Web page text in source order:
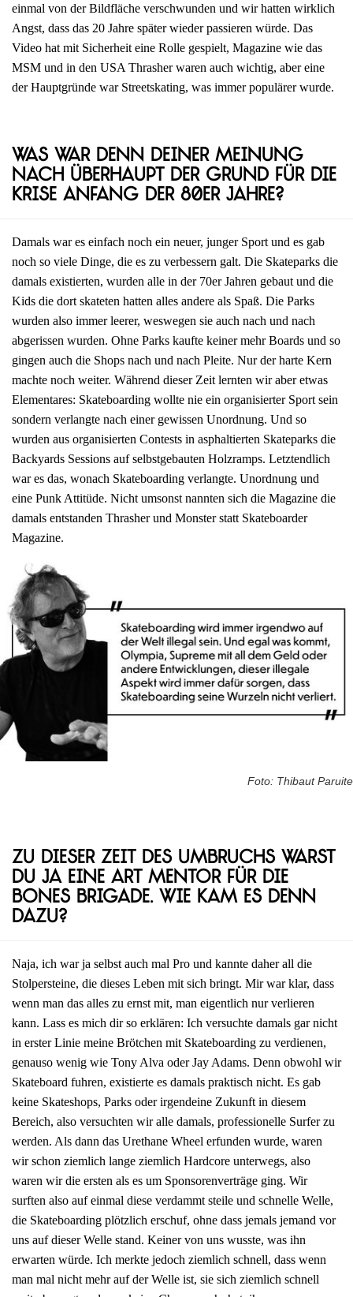
einmal von der Bildfläche verschwunden und wir hatten wirklich
Angst, dass das 20 Jahre später wieder passieren würde. Das
Video hat mit Sicherheit eine Rolle gespielt, Magazine wie das
MSM und in den USA Thrasher waren auch wichtig, aber eine
der Hauptgründe war Streetskating, was immer populärer wurde.
Was war denn deiner Meinung
nach überhaupt der Grund für die
Krise Anfang der 80er Jahre?
Damals war es einfach noch ein neuer, junger Sport und es gab
noch so viele Dinge, die es zu verbessern galt. Die Skateparks die
damals existierten, wurden alle in der 70er Jahren gebaut und die
Kids die dort skateten hatten alles andere als Spaß. Die Parks
wurden also immer leerer, weswegen sie auch nach und nach
abgerissen wurden. Ohne Parks kaufte keiner mehr Boards und so
gingen auch die Shops nach und nach Pleite. Nur der harte Kern
machte noch weiter. Während dieser Zeit lernten wir aber etwas
Elementares: Skateboarding wollte nie ein organisierter Sport sein
sondern verlangte nach einer gewissen Unordnung. Und so
wurden aus organisierten Contests in asphaltierten Skateparks die
Backyards Sessions auf selbstgebauten Holzramps. Letztendlich
war es das, wonach Skateboarding verlangte. Unordnung und
eine Punk Attitüde. Nicht umsonst nannten sich die Magazine die
damals entstanden Thrasher und Monster statt Skateboarder
Magazine.
Foto: Thibaut Paruite
Zu dieser Zeit des Umbruchs warst
du ja eine Art Mentor für die
Bones Brigade. Wie kam es denn
dazu?
Naja, ich war ja selbst auch mal Pro und kannte daher all die
Stolpersteine, die dieses Leben mit sich bringt. Mir war klar, dass
wenn man das alles zu ernst mit, man eigentlich nur verlieren
kann. Lass es mich dir so erklären: Ich versuchte damals gar nicht
in erster Linie meine Brötchen mit Skateboarding zu verdienen,
genauso wenig wie Tony Alva oder Jay Adams. Denn obwohl wir
Skateboard fuhren, existierte es damals praktisch nicht. Es gab
keine Skateshops, Parks oder irgendeine Zukunft in diesem
Bereich, also versuchten wir alle damals, professionelle Surfer zu
werden. Als dann das Urethane Wheel erfunden wurde, waren
wir schon ziemlich lange ziemlich Hardcore unterwegs, also
waren wir die ersten als es um Sponsorenverträge ging. Wir
surften also auf einmal diese verdammt steile und schnelle Welle,
die Skateboarding plötzlich erschuf, ohne dass jemals jemand vor
uns auf dieser Welle stand. Keiner von uns wusste, was ihn
erwarten würde. Ich merkte jedoch ziemlich schnell, dass wenn
man mal nicht mehr auf der Welle ist, sie sich ziemlich schnell